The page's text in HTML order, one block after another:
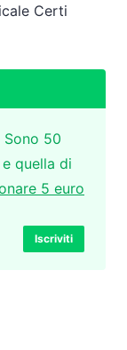
Certi
50
quella di
5 euro
Iscriviti